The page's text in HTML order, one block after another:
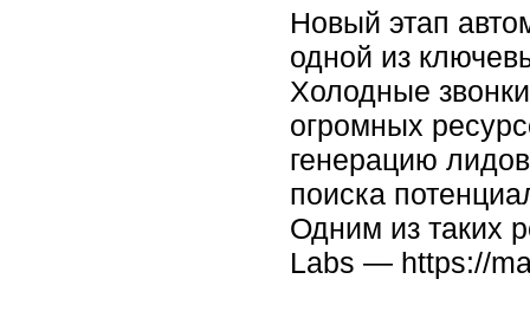
Новый этап
одной из
Холодные
огромных
генерацию
поиска
Одним из таких
Labs — https://